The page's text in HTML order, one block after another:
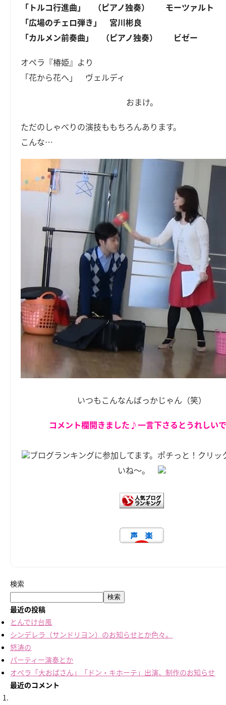
「トルコ行進曲」 （ピアノ独奏） モーツァルト
「広場のチェロ弾き」 宮川彬良
「カルメン前奏曲」 （ピアノ独奏） ビゼー
オペラ『椿姫』より
「花から花へ」 ヴェルディ
おまけ。
ただのしゃべりの演技ももちろんあります。
こんな…
いつもこんなんばっかじゃん（笑）
コメント欄開きました♪一言下さるとうれしい
ブログランキングに参加してます。ポチっと！クリッ
いね～。
検索
検索
最近の投稿
とんでけ台風
シンデレラ（サンドリヨン）のお知らせとか色々。
怒涛の
パーティー演奏とか
オペラ「大おばさん」「ドン・キホーテ」出演、制作のお知らせ
最近のコメント